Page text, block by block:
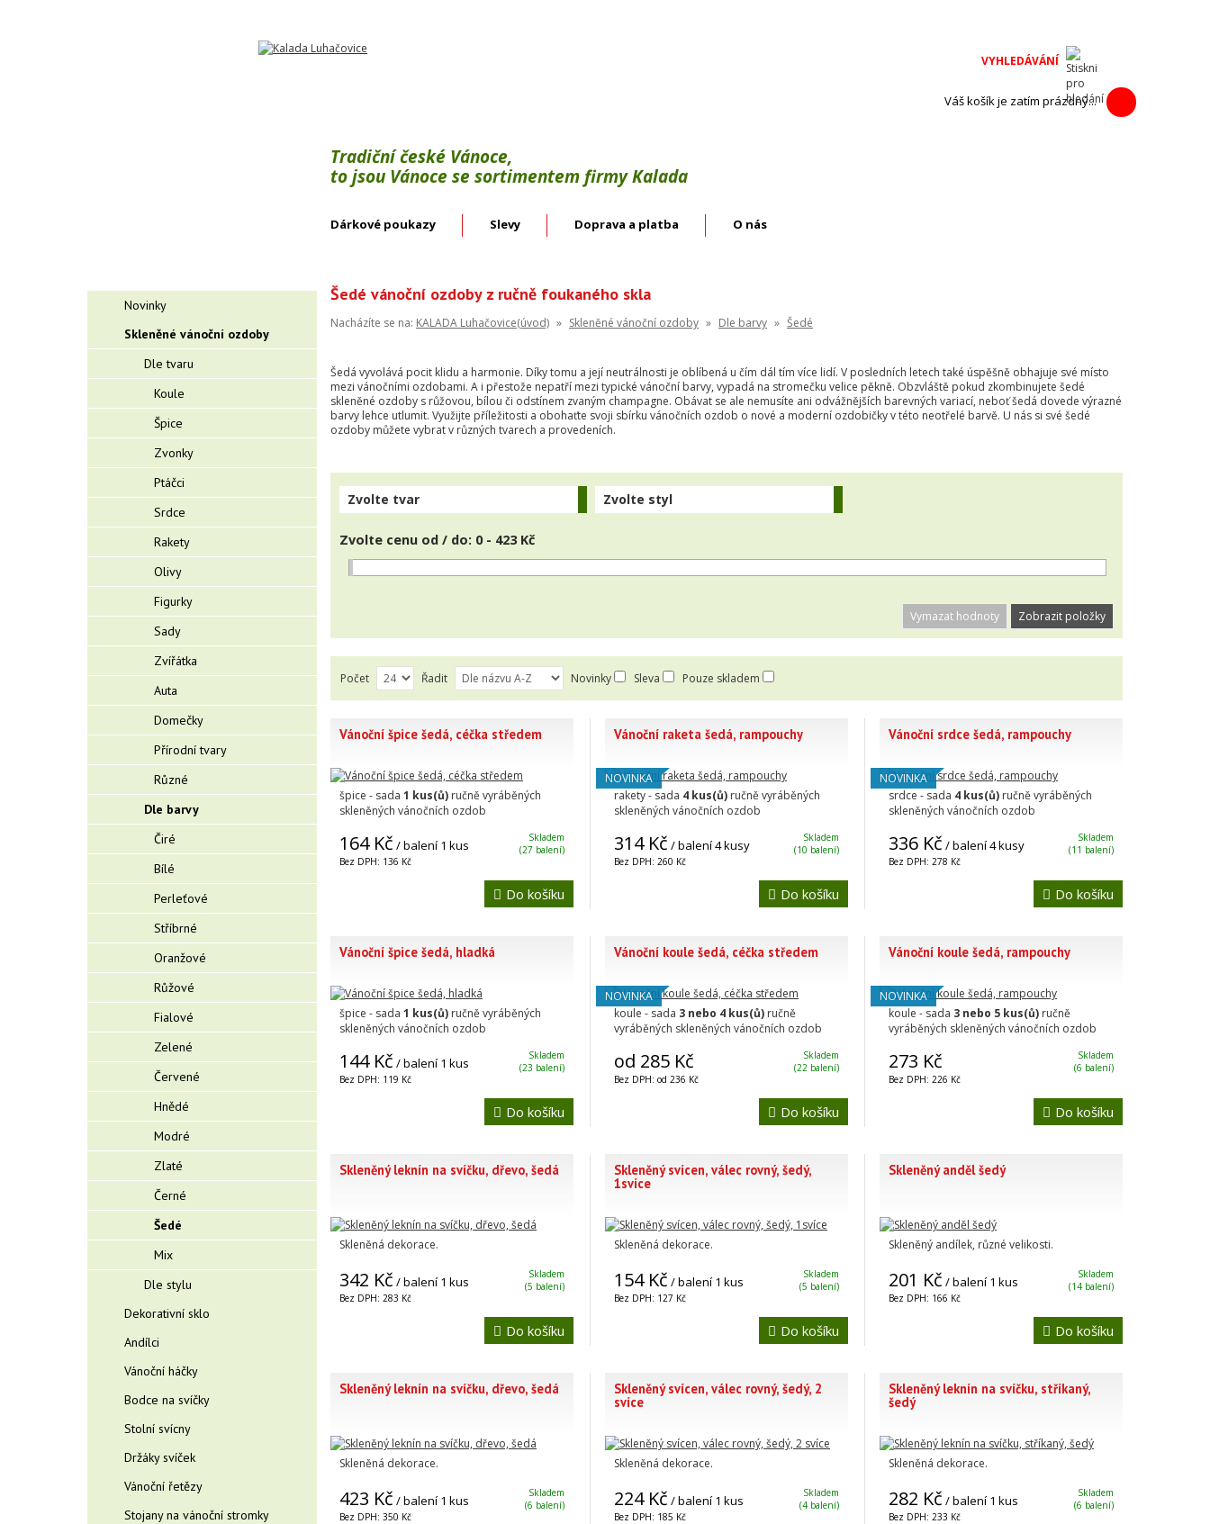
Tradiční české Vánoce,
to jsou Vánoce se sortimentem firmy Kalada
Váš košík je zatím prázdný...
Dárkové poukazy Slevy Doprava a platba O nás
Novinky
Skleněné vánoční ozdoby
Dle tvaru
Koule
Špice
Zvonky
Ptáčci
Srdce
Rakety
Olivy
Figurky
Sady
Zvířátka
Auta
Domečky
Přírodní tvary
Různé
Dle barvy
Čiré
Bílé
Perleťové
Stříbrné
Oranžové
Růžové
Fialové
Zelené
Červené
Hnědé
Modré
Zlaté
Černé
Šedé
Mix
Dle stylu
Dekorativní sklo
Andílci
Vánoční háčky
Bodce na svíčky
Stolní svícny
Držáky svíček
Vánoční řetězy
Stojany na vánoční stromky
Šedé vánoční ozdoby z ručně foukaného skla
Nacházíte se na: KALADA Luhačovice(úvod) » Skleněné vánoční ozdoby » Dle barvy » Šedé
Šedá vyvolává pocit klidu a harmonie. Díky tomu a její neutrálnosti je oblíbená u čím dál tím více lidí. V posledních letech také úspěšně obhajuje své místo
mezi vánočními ozdobami. A i přestože nepatří mezi typické vánoční barvy, vypadá na stromečku velice pěkně. Obzvláště pokud zkombinujete šedé
skleněné ozdoby s růžovou, bílou či odstínem zvaným champagne. Obávat se ale nemusíte ani odvážnějších barevných variací, neboť šedá dovede výrazné
barvy lehce utlumit. Využijte příležitosti a obohaťte svoji sbírku vánočních ozdob o nové a moderní ozdobičky v této neotřelé barvě. U nás si své šedé
ozdoby můžete vybrat v různých tvarech a provedeních.
Zvolte tvar Zvolte styl
Zvolte cenu od / do: 0 - 423 Kč
Vymazat hodnoty
Počet Řadit Novinky Sleva Pouze skladem
Vánoční špice šedá, céčka středem
špice - sada 1 kus(ů) ručně vyráběných
skleněných vánočních ozdob
164 Kč / balení 1 kus
Bez DPH: 136 Kč
Skladem
(27 balení)
Do košíku
Vánoční raketa šedá, rampouchy
NOVINKA
rakety - sada 4 kus(ů) ručně vyráběných
skleněných vánočních ozdob
314 Kč / balení 4 kusy
Bez DPH: 260 Kč
Skladem
(10 balení)
Do košíku
Vánoční srdce šedá, rampouchy
NOVINKA
srdce - sada 4 kus(ů) ručně vyráběných
skleněných vánočních ozdob
336 Kč / balení 4 kusy
Bez DPH: 278 Kč
Skladem
(11 balení)
Do košíku
Vánoční špice šedá, hladká
špice - sada 1 kus(ů) ručně vyráběných
skleněných vánočních ozdob
144 Kč / balení 1 kus
Bez DPH: 119 Kč
Skladem
(23 balení)
Do košíku
Vánoční koule šedá, céčka středem
NOVINKA
koule - sada 3 nebo 4 kus(ů) ručně
vyráběných skleněných vánočních ozdob
od 285 Kč
Bez DPH: od 236 Kč
Skladem
(22 balení)
Do košíku
Vánoční koule šedá, rampouchy
NOVINKA
koule - sada 3 nebo 5 kus(ů) ručně
vyráběných skleněných vánočních ozdob
273 Kč
Bez DPH: 226 Kč
Skladem
(6 balení)
Do košíku
Skleněný leknín na svíčku, dřevo, šedá
Skleněná dekorace.
342 Kč / balení 1 kus
Bez DPH: 283 Kč
Skladem
(5 balení)
Do košíku
Skleněný svícen, válec rovný, šedý,
1svíce
Skleněná dekorace.
154 Kč / balení 1 kus
Bez DPH: 127 Kč
Skladem
(5 balení)
Do košíku
Skleněný anděl šedý
Skleněný andílek, různé velikosti.
201 Kč / balení 1 kus
Bez DPH: 166 Kč
Skladem
(14 balení)
Do košíku
Skleněný leknín na svíčku, dřevo, šedá
Skleněná dekorace.
423 Kč / balení 1 kus
Bez DPH: 350 Kč
Skladem
(6 balení)
Skleněný svícen, válec rovný, šedý, 2
svíce
Skleněná dekorace.
224 Kč / balení 1 kus
Bez DPH: 185 Kč
Skladem
(4 balení)
Skleněný leknín na svíčku, stříkaný,
šedý
Skleněná dekorace.
282 Kč / balení 1 kus
Bez DPH: 233 Kč
Skladem
(6 balení)